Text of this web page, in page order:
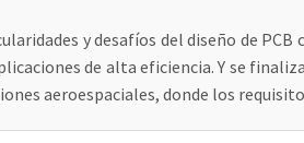
y desafíos del diseño de
de alta eficiencia. Y se
aeroespaciales, donde los